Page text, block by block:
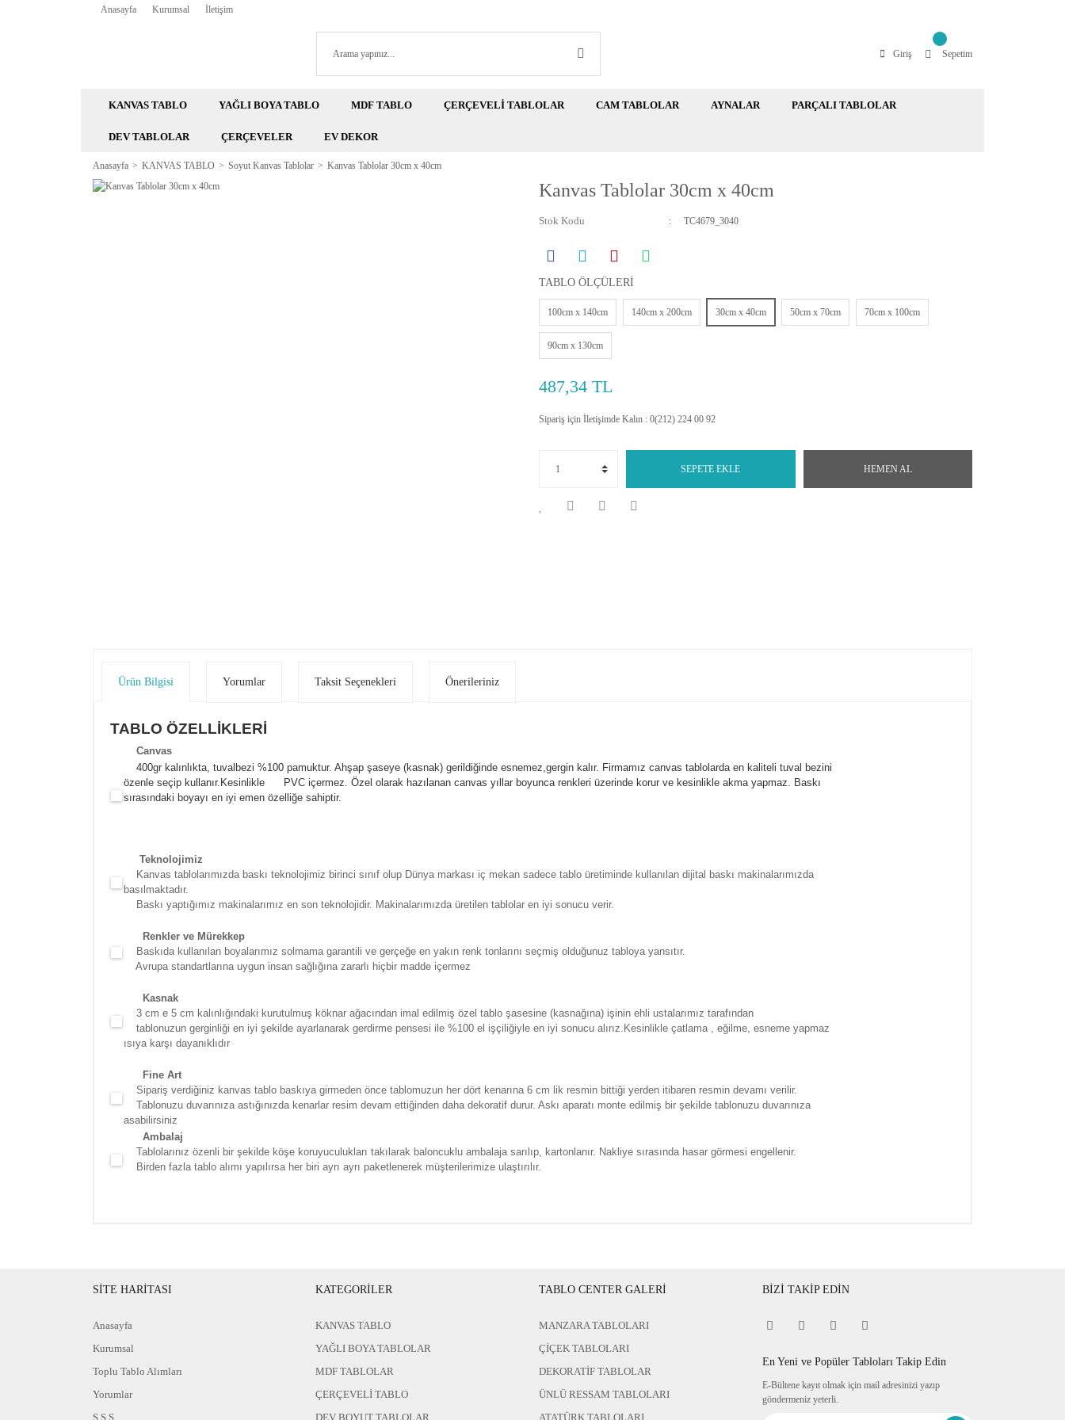
Anasayfa Kurumsal İletişim
Giriş Sepetim
KANVAS TABLO YAĞLI BOYA TABLO MDF TABLO ÇERÇEVELİ TABLOLAR CAM TABLOLAR AYNALAR PARÇALI TABLOLAR
DEV TABLOLAR ÇERÇEVELER EV DEKOR
Anasayfa KANVAS TABLO Soyut Kanvas Tablolar Kanvas Tablolar 30cm x 40cm
Kanvas Tablolar 30cm x 40cm
Stok Kodu TC4679_3040
TABLO ÖLÇÜLERİ
100cm x 140cm 140cm x 200cm 30cm x 40cm 50cm x 70cm 70cm x 100cm
90cm x 130cm
487,34 TL
Sipariş için İletişimde Kalın : 0(212) 224 00 92
SEPETE EKLE HEMEN AL
Ürün Bilgisi Yorumlar Taksit Seçenekleri Önerileriniz
TABLO ÖZELLİKLERİ
Canvas
400gr kalınlıkta, tuvalbezi %100 pamuktur. Ahşap şaseye (kasnak) gerildiğinde esnemez,gergin kalır. Firmamız canvas tablolarda en kaliteli tuval bezini
özenle seçip kullanır. Kesinlikle PVC içermez. Özel olarak hazılanan canvas yıllar boyunca renkleri üzerinde korur ve kesinlikle akma yapmaz. Baskı
sırasındaki boyayı en iyi emen özelliğe sahiptir.
Teknolojimiz
Kanvas tablolarımızda baskı teknolojimiz birinci sınıf olup Dünya markası iç mekan sadece tablo üretiminde kullanılan dijital baskı makinalarımızda
basılmaktadır.
Baskı yaptığımız makinalarımız en son teknolojidir. Makinalarımızda üretilen tablolar en iyi sonucu verir.
Renkler ve Mürekkep
Baskıda kullanılan boyalarımız solmama garantili ve gerçeğe en yakın renk tonlarını seçmiş olduğunuz tabloya yansıtır.
Avrupa standartlarına uygun insan sağlığına zararlı hiçbir madde içermez
Kasnak
3 cm e 5 cm kalınlığındaki kurutulmuş köknar ağacından imal edilmiş özel tablo şasesine (kasnağına) işinin ehli ustalarımız tarafından
tablonuzun gerginliği en iyi şekilde ayarlanarak gerdirme pensesi ile %100 el işçiliğiyle en iyi sonucu alırız.Kesinlikle çatlama , eğilme, esneme yapmaz
ısıya karşı dayanıklıdır
Fine Art
Sipariş verdiğiniz kanvas tablo baskıya girmeden önce tablomuzun her dört kenarına 6 cm lik resmin bittiği yerden itibaren resmin devamı verilir.
Tablonuzu duvarınıza astığınızda kenarlar resim devam ettiğinden daha dekoratif durur. Askı aparatı monte edilmiş bir şekilde tablonuzu duvarınıza
asabilirsiniz
Ambalaj
Tablolarınız özenli bir şekilde köşe koruyuculukları takılarak baloncuklu ambalaja sarılıp, kartonlanır. Nakliye sırasında hasar görmesi engellenir.
Birden fazla tablo alımı yapılırsa her biri ayrı ayrı paketlenerek müşterilerimize ulaştırılır.
SİTE HARİTASI
Anasayfa
Kurumsal
Toplu Tablo Alımları
Yorumlar
S.S.S
KATEGORİLER
KANVAS TABLO
YAĞLI BOYA TABLOLAR
MDF TABLOLAR
ÇERÇEVELİ TABLO
DEV BOYUT TABLOLAR
TABLO CENTER GALERİ
MANZARA TABLOLARI
ÇİÇEK TABLOLARI
DEKORATİF TABLOLAR
ÜNLÜ RESSAM TABLOLARI
ATATÜRK TABLOLARI
BİZİ TAKİP EDİN
En Yeni ve Popüler Tabloları Takip Edin
E-Bültene kayıt olmak için mail adresinizi yazıp
göndermeniz yeterli.